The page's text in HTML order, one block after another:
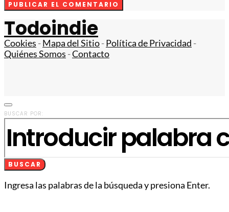
Todoindie
Cookies -Mapa del Sitio-Política de Privacidad -
Quiénes Somos -Contacto
BUSCAR POR:
BUSCAR
Ingresa las palabras de la búsqueda y presiona Enter.